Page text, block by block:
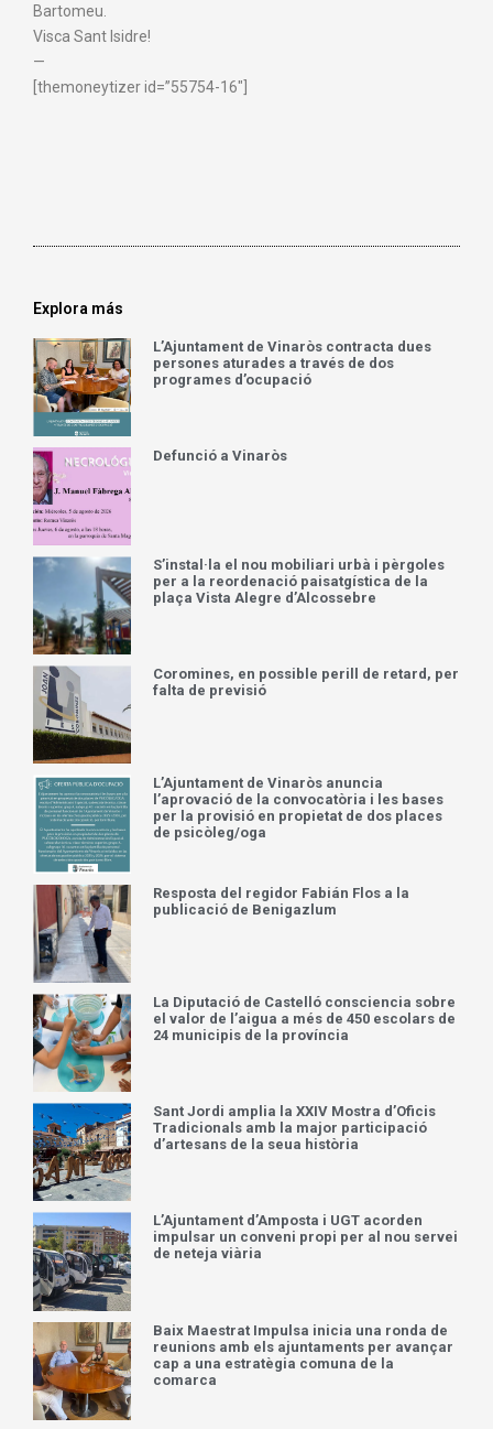
Bartomeu.
Visca Sant Isidre!
—
[themoneytizer id=”55754-16″]
Explora más
L’Ajuntament de Vinaròs contracta dues
persones aturades a través de dos
programes d’ocupació
Defunció a Vinaròs
S’instal·la el nou mobiliari urbà i pèrgoles
per a la reordenació paisatgística de la
plaça Vista Alegre d’Alcossebre
Coromines, en possible perill de retard, per
falta de previsió
L’Ajuntament de Vinaròs anuncia
l’aprovació de la convocatòria i les bases
per la provisió en propietat de dos places
de psicòleg/oga
Resposta del regidor Fabián Flos a la
publicació de Benigazlum
La Diputació de Castelló consciencia sobre
el valor de l’aigua a més de 450 escolars de
24 municipis de la província
Sant Jordi amplia la XXIV Mostra d’Oficis
Tradicionals amb la major participació
d’artesans de la seua història
L’Ajuntament d’Amposta i UGT acorden
impulsar un conveni propi per al nou servei
de neteja viària
Baix Maestrat Impulsa inicia una ronda de
reunions amb els ajuntaments per avançar
cap a una estratègia comuna de la
comarca